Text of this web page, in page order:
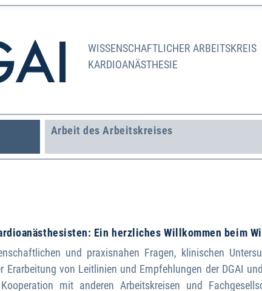
WISSENSCHAFTLICHER ARBEITSKREIS
KARDIOANÄSTHESIE
Arbeit des Arbeitskreises
Ein herzliches Willkommen beim
und praxisnahen Fragen, klinischen
Erarbeitung von Leitlinien und Empfehlungen der DGAI
mit anderen Arbeitskreisen und